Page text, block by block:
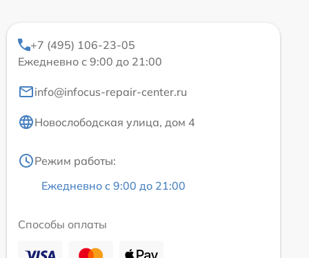
+7 (495) 106-23-05
Ежедневно с 9:00 до 21:00
info@infocus-repair-center.ru
Новослободская улица, дом 4
Режим работы:
Ежедневно с 9:00 до 21:00
Способы оплаты